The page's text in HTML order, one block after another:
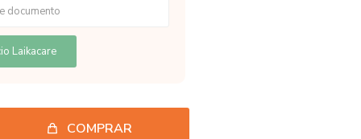
Laikacare
COMPRAR